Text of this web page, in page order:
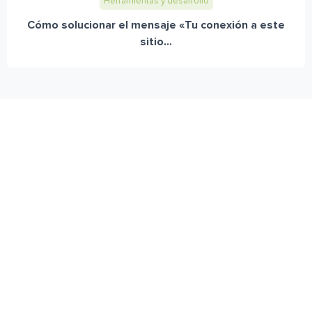
Cómo solucionar el mensaje «Tu conexión a este
sitio...